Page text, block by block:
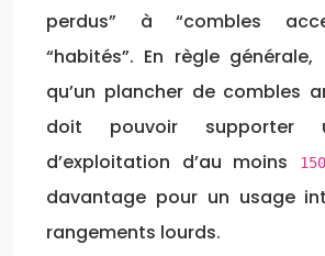
perdus” à “combles
“habités”. En règle
qu’un plancher de combles
doit pouvoir supporter
d’exploitation d’au moins
davantage pour un usage
rangements lourds.